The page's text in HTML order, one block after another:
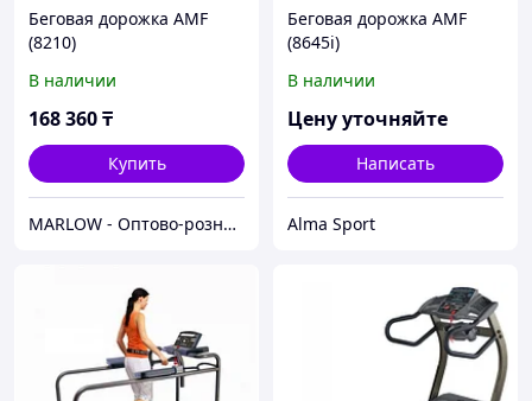
Беговая дорожка AMF
(8210)
В наличии
168 360₸
Купить
MARLOW - Оптово-розничный склад.
Беговая дорожка AMF
(8645i)
В наличии
Цену уточняйте
Написать
Alma Sport